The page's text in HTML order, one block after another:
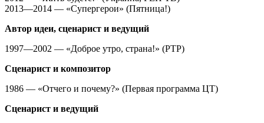
2013—2014 — «Супергерои» (Пятница!)
Автор идеи, сценарист и ведущий
1997—2002 — «Доброе утро, страна!» (РТР)
Сценарист и композитор
1986 — «Отчего и почему?» (Первая программа ЦТ)
Сценарист и ведущий